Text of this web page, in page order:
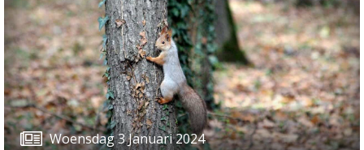
Woensdag 3 Januari 2024